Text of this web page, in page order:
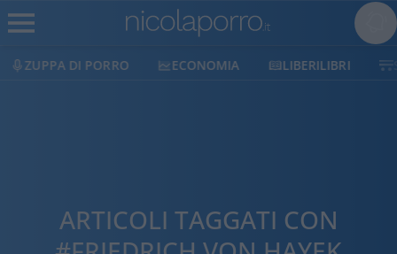
ECONOMIA LIBERILIBRI SHOP SOSTIENICI
ARTICOLI TAGGATI CON